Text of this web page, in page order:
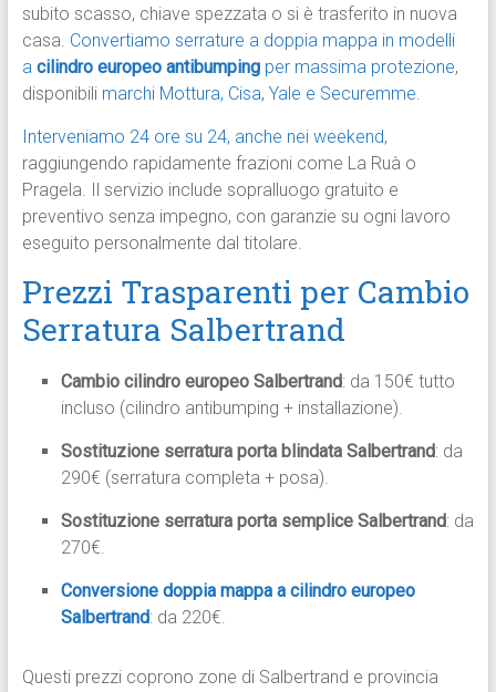
subito scasso, chiave spezzata o si è trasferito in nuova
casa. Convertiamo serrature a doppia mappa in modelli
a cilindro europeo antibumpingper massima protezione,
disponibili marchi Mottura, Cisa, Yale e Securemme.​
Interveniamo 24 ore su 24, anche nei weekend,
raggiungendo rapidamente frazioni come La Ruà o
Pragela. Il servizio include sopralluogo gratuito e
preventivo senza impegno, con garanzie su ogni lavoro
eseguito personalmente dal titolare.​
Prezzi Trasparenti per Cambio
Serratura Salbertrand
Cambio cilindro europeo Salbertrand: da 150€ tutto
incluso (cilindro antibumping + installazione).
Sostituzione serratura porta blindata Salbertrand: da
290€ (serratura completa + posa).
Sostituzione serratura porta semplice Salbertrand: da
270€.
Conversione doppia mappa a cilindro europeo
Salbertrand: da 220€.​
Questi prezzi coprono zone di Salbertrand e provincia